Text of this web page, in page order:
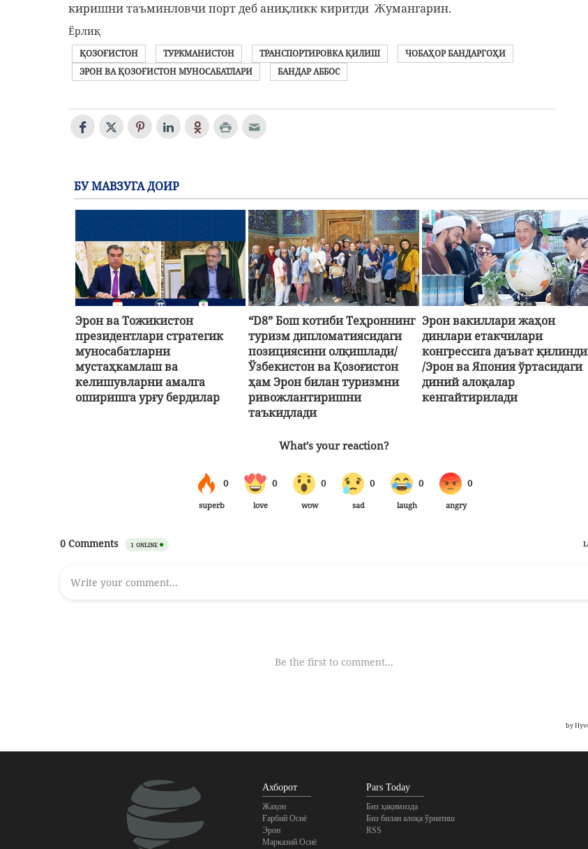
киришни таъминловчи порт деб аниқликк киритди Жумангарин.
Ёрлиқ
ҚОЗОҒИСТОН ТУРКМАНИСТОН ТРАНСПОРТИРОВКА ҚИЛИШ
ЧОБАҲОР БАНДАРГОҲИ
ЭРОН ВА ҚОЗОҒИСТОН МУНОСАБАТЛАРИ
БАНДАР АББОС
БУ МАВЗУГА ДОИР
Эрон ва Тожикистон
президентлари стратегик
муносабатларни
мустаҳкамлаш ва
келишувларни амалга
оширишга урғу бердилар
“D8” Бош котиби Теҳроннинг
туризм дипломатиясидаги
позициясини олқишлади/
Ўзбекистон ва Қозоғистон
ҳам Эрон билан туризмни
ривожлантиришни
таъкидлади
Эрон вакиллари жаҳон
динлари етакчилари
конгрессига даъват қилинди
/Эрон ва Япония ўртасидаги
диний алоқалар
кенгайтирилади
Ахборот
Жаҳон
Ғарбий Осиё
Эрон
Марказий Осиё
Pars Today
Биз ҳақимизда
Биз билан алоқа ўрнатиш
RSS